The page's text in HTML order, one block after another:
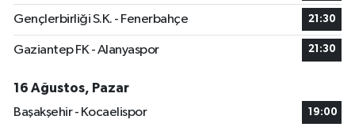
Gençlerbirliği S.K. - Fenerbahçe 21:30
Gaziantep FK - Alanyaspor 21:30
16 Ağustos, Pazar
Başakşehir - Kocaelispor
19:00